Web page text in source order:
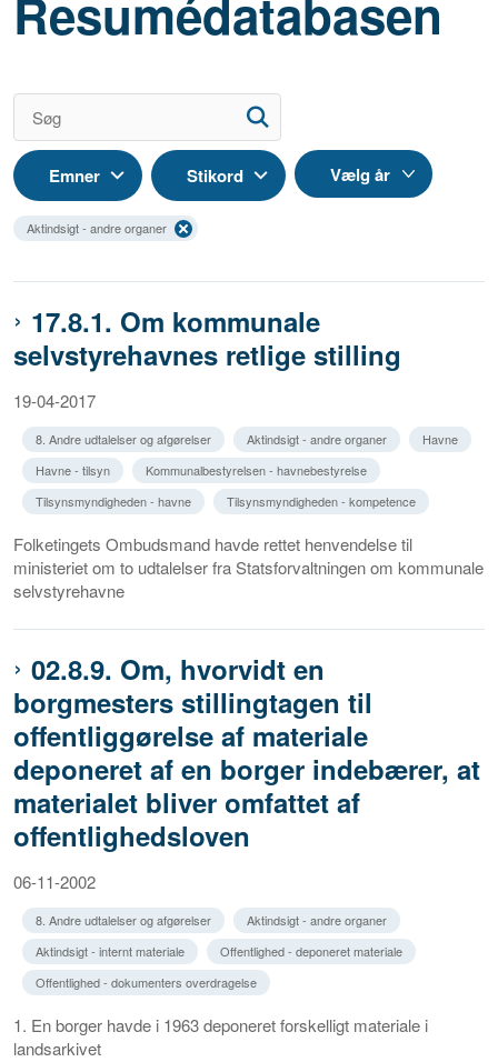
Resumédatabasen
Emner Stikord
Aktindsigt - andre organer
17.8.1. Om kommunale
selvstyrehavnes retlige stilling
19-04-2017
8. Andre udtalelser og afgørelser Aktindsigt - andre organer
Havne
Havne - tilsyn
Kommunalbestyrelsen - havnebestyrelse
Tilsynsmyndigheden - havne
Tilsynsmyndigheden - kompetence
Folketingets Ombudsmand havde rettet henvendelse til
ministeriet om to udtalelser fra Statsforvaltningen om kommunale
selvstyrehavne
02.8.9. Om, hvorvidt en
borgmesters stillingtagen til
offentliggørelse af materiale
deponeret af en borger indebærer, at
materialet bliver omfattet af
offentlighedsloven
06-11-2002
8. Andre udtalelser og afgørelser
Aktindsigt - andre organer
Aktindsigt - internt materiale
Offentlighed - deponeret materiale
Offentlighed - dokumenters overdragelse
1. En borger havde i 1963 deponeret forskelligt materiale i
landsarkivet